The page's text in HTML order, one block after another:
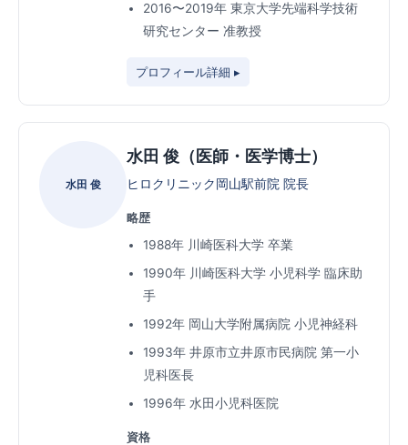
2016〜2019年 東京大学先端科学技術
研究センター 准教授
プロフィール詳細 ▸
水田 俊
水田 俊（医師・医学博士）
ヒロクリニック岡山駅前院 院長
略歴
1988年 川崎医科大学 卒業
1990年 川崎医科大学 小児科学 臨床助
手
1992年 岡山大学附属病院 小児神経科
1993年 井原市立井原市民病院 第一小
児科医長
1996年 水田小児科医院
資格